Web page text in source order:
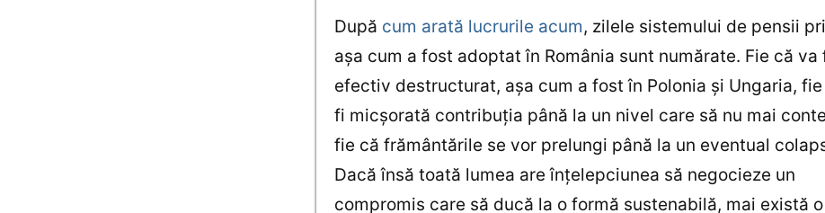
După cum arată lucrurile acum, zilele sistemului de pensii
așa cum a fost adoptat în România sunt numărate. Fie că va
efectiv destructurat, așa cum a fost în Polonia și Ungaria,
fi micșorată contribuția până la un nivel care să nu mai
fie că frământările se vor prelungi până la un eventual
Dacă însă toată lumea are înțelepciunea să negocieze un
compromis care să ducă la o formă sustenabilă, mai există o